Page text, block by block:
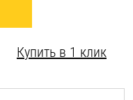
Купить в 1 клик